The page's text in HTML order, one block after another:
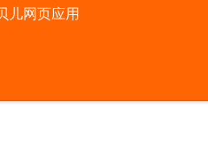
儿网页应用